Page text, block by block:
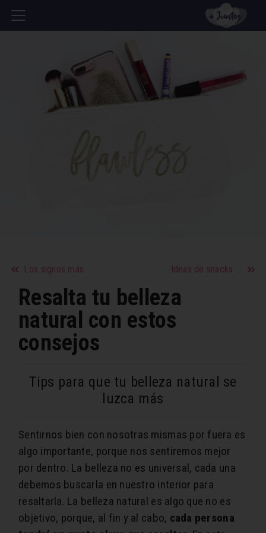
Los signos más cariñosos del zodíaco Ideas de snacks con chocolate saludables
Resalta tu belleza
natural con estos
consejos
Tips para que tu belleza natural se
luzca más
Sentirnos bien con nosotras mismas por fuera es
algo importante, porque nos sentiremos mejor
por dentro. La belleza no es universal, cada una
debemos buscarla en nuestro interior para
resaltarla. La belleza natural es algo que no es
objetivo, porque, al fin y al cabo, cada persona